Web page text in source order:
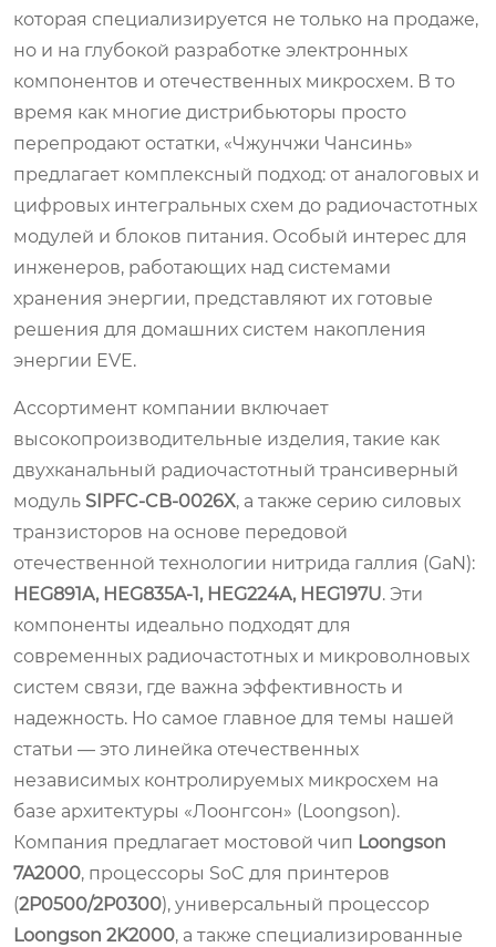
которая специализируется не только на продаже,
но и на глубокой разработке электронных
компонентов и отечественных микросхем. В то
время как многие дистрибьюторы просто
перепродают остатки, «Чжунчжи Чансинь»
предлагает комплексный подход: от аналоговых и
цифровых интегральных схем до радиочастотных
модулей и блоков питания. Особый интерес для
инженеров, работающих над системами
хранения энергии, представляют их готовые
решения для домашних систем накопления
энергии EVE.
Ассортимент компании включает
высокопроизводительные изделия, такие как
двухканальный радиочастотный трансиверный
модуль SIPFC‑CB‑0026X, а также серию силовых
транзисторов на основе передовой
отечественной технологии нитрида галлия (GaN):
HEG891A, HEG835A‑1, HEG224A, HEG197U. Эти
компоненты идеально подходят для
современных радиочастотных и микроволновых
систем связи, где важна эффективность и
надежность. Но самое главное для темы нашей
статьи — это линейка отечественных
независимых контролируемых микросхем на
базе архитектуры «Лоонгсон» (Loongson).
Компания предлагает мостовой чип Loongson
7A2000, процессоры SoC для принтеров
(2P0500/2P0300), универсальный процессор
Loongson 2K2000, а также специализированные